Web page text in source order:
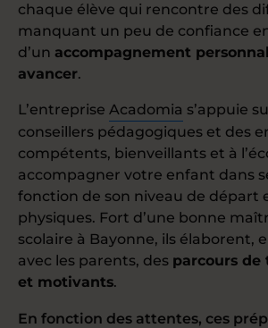
chaque élève qui rencontre des
manquant un peu de confiance
d’un accompagnement
avancer.
L’entreprise Acadomia s’appuie
conseillers pédagogiques et des
compétents, bienveillants et à
accompagner votre enfant dans
fonction de son niveau de départ
physiques. Fort d’une bonne
scolaire à Bayonne, ils élaborent,
avec les parents, des parcours de
et motivants.
En fonction des attentes, ces